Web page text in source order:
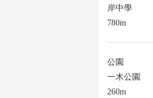
岸中學
780m
公園
一木公園
260m